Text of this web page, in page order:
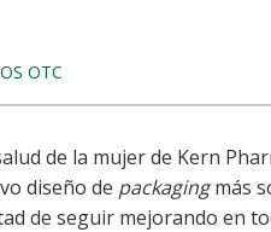
OTC
de la mujer de Kern
diseño de packagingmás
de seguir mejorando en